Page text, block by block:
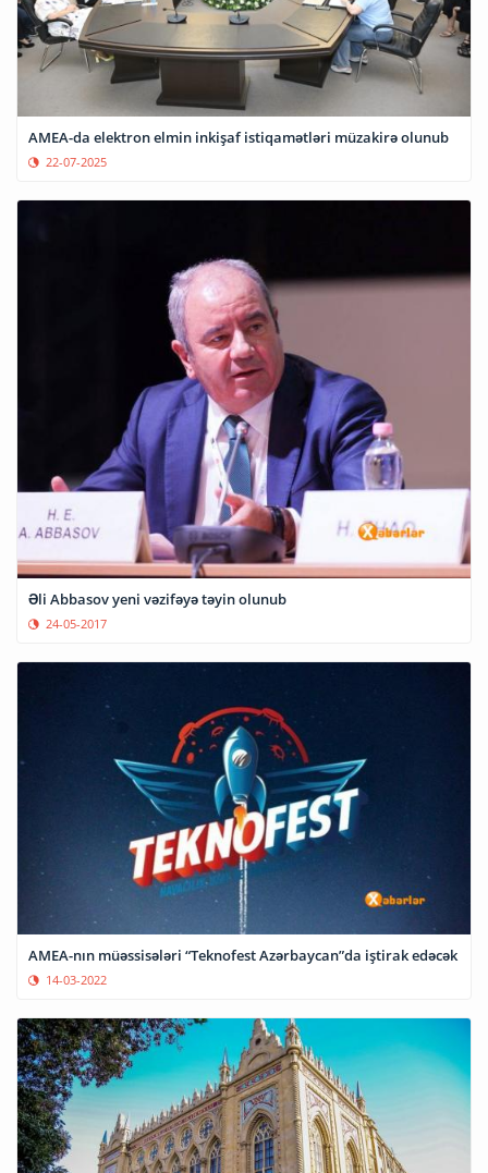
AMEA-da elektron elmin inkişaf istiqamətləri müzakirə olunub
22-07-2025
Əli Abbasov yeni vəzifəyə təyin olunub
24-05-2017
AMEA-nın müəssisələri “Teknofest Azərbaycan”da iştirak edəcək
14-03-2022